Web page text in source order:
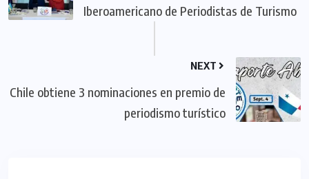
Iberoamericano de Periodistas de Turismo
NEXT
Chile obtiene 3 nominaciones en premio de
periodismo turístico